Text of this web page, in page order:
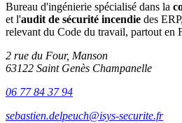
Bureau d'ingénierie spécialisé dans la
et l'audit de sécurité incendie des
relevant du Code du travail, partout en
2 rue du Four, Manson
63122 Saint Genès Champanelle
06 77 84 37 94
sebastien.delpeuch@isys-securite.fr